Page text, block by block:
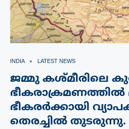
INDIA LATEST NEWS
ജമ്മു കശ്മീരിലെ
ഭീകരർക്കായി
തെരച്ചിൽ തുടരുന്നു.